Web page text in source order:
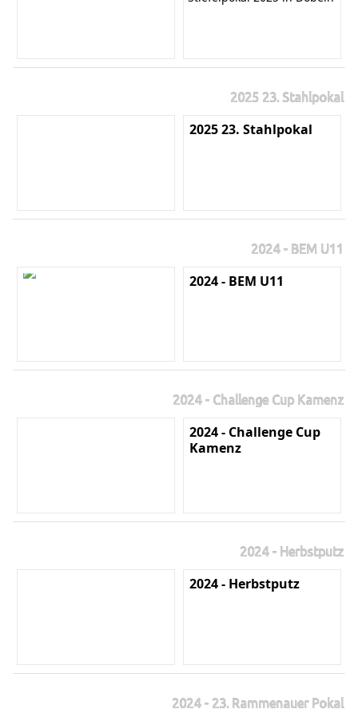
2025 23. Stahlpokal
2025 23. Stahlpokal
2024 - BEM U11
2024 - BEM U11
2024 - Challenge Cup Kamenz
2024 - Challenge Cup
Kamenz
2024 - Herbstputz
2024 - Herbstputz
2024 - 23. Rammenauer Pokal